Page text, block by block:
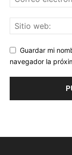
Guardar mi
navegador la